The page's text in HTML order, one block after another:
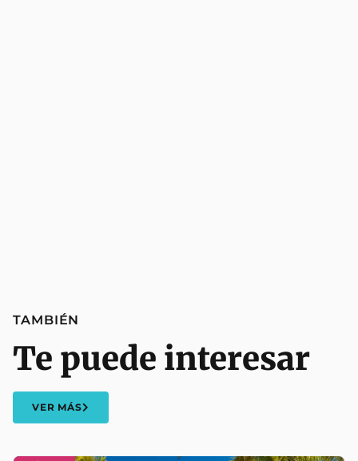
TAMBIÉN
Te puede interesar
VER MÁS